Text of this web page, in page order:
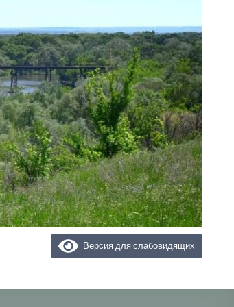
Версия для слабовидящих